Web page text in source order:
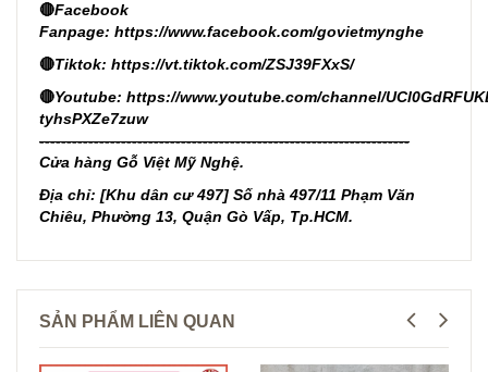
🔴Facebook
Fanpage: https://www.facebook.com/govietmynghe
🔴Tiktok: https://vt.tiktok.com/ZSJ39FXxS/
🔴Youtube: https://www.youtube.com/channel/
tyhsPXZe7zuw
--------------------------------------------------------------------
Cửa hàng Gỗ Việt Mỹ Nghệ.
Địa chỉ: [Khu dân cư 497] Số nhà 497/11 Phạm Văn
Chiêu, Phường 13, Quận Gò Vấp, Tp.HCM.
SẢN PHẨM LIÊN QUAN